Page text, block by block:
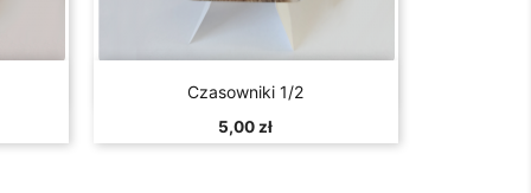
Szybki podgląd
Czasowniki 1/2
5,00 zł